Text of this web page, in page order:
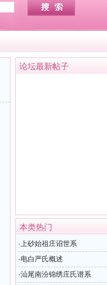
论坛最新帖子
本类热门
·上砂始祖庄诏世系
·电白严氏概述
·汕尾南汾锦绣庄氏谱系